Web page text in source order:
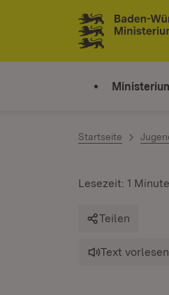
Zum Inhalt springen
Link zur
Startseite
Lesezeit: 1 Minute
Teilen
Text vorlesen